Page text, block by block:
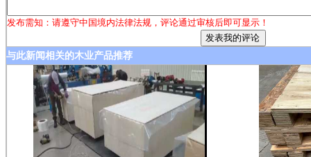
发布需知：请遵守中国境内法律法规，评论通过审核后即可显示！
与此新闻相关的木业产品推荐